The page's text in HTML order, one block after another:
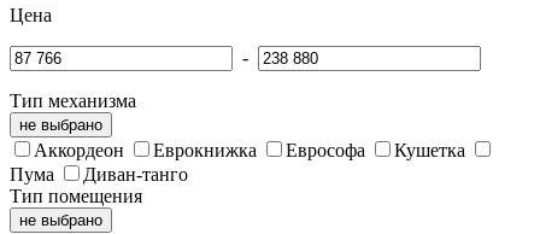
Цена
-
Тип механизма
не выбрано
Аккордеон Еврокнижка Еврософа
Кушетка
Пума
Диван-танго
Тип помещения
не выбрано